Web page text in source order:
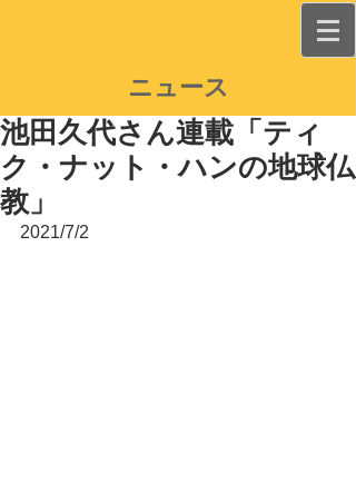
ニュース
池田久代さん連載「ティ
ク・ナット・ハンの地球仏
教」
2021/7/2